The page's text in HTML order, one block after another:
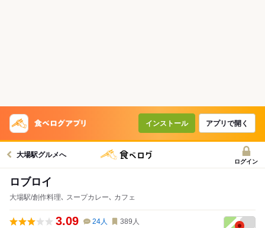
インストール アプリで開く
大場駅グルメへ
ログイン
ロブロイ
大場駅/創作料理､ スープカレー､ カフェ
3.09 24人 389 人